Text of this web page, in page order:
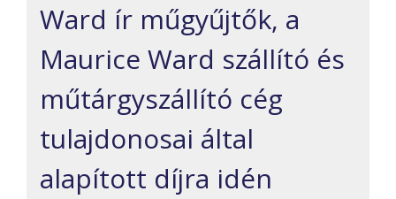
Ward ír műgyűjtők, a
Maurice Ward szállító és
műtárgyszállító cég
tulajdonosai által
alapított díjra idén